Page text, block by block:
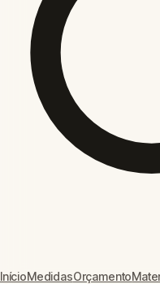
InícioMedidasOrçamento